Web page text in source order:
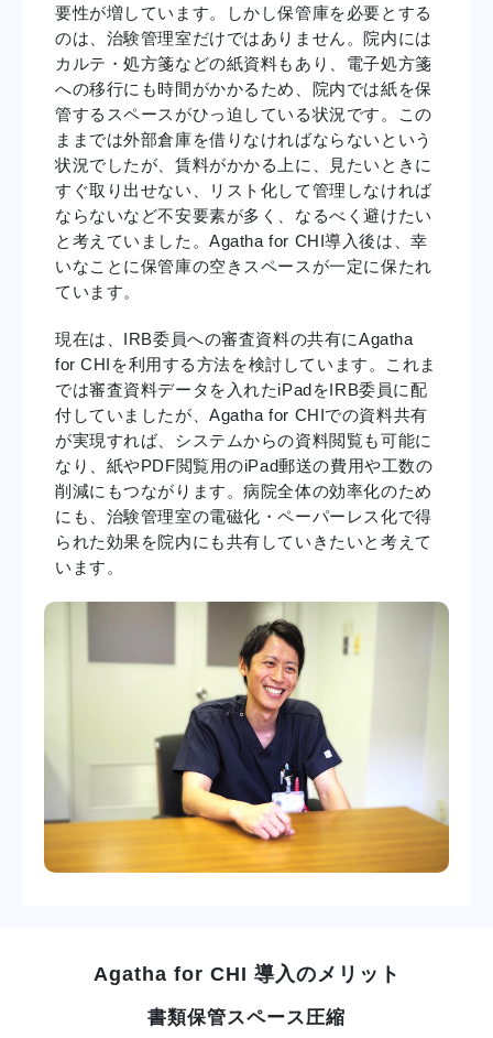
要性が増しています。しかし保管庫を必要とする
のは、治験管理室だけではありません。院内には
カルテ・処方箋などの紙資料もあり、電子処方箋
への移行にも時間がかかるため、院内では紙を保
管するスペースがひっ迫している状況です。この
ままでは外部倉庫を借りなければならないという
状況でしたが、賃料がかかる上に、見たいときに
すぐ取り出せない、リスト化して管理しなければ
ならないなど不安要素が多く、なるべく避けたい
と考えていました。Agatha for CHI導入後は、幸
いなことに保管庫の空きスペースが一定に保たれ
ています。
現在は、IRB委員への審査資料の共有にAgatha
for CHIを利用する方法を検討しています。これま
では審査資料データを入れたiPadをIRB委員に配
付していましたが、Agatha for CHIでの資料共有
が実現すれば、システムからの資料閲覧も可能に
なり、紙やPDF閲覧用のiPad郵送の費用や工数の
削減にもつながります。病院全体の効率化のため
にも、治験管理室の電磁化・ペーパーレス化で得
られた効果を院内にも共有していきたいと考えて
います。
Agatha for CHI 導入のメリット
書類保管スペース圧縮